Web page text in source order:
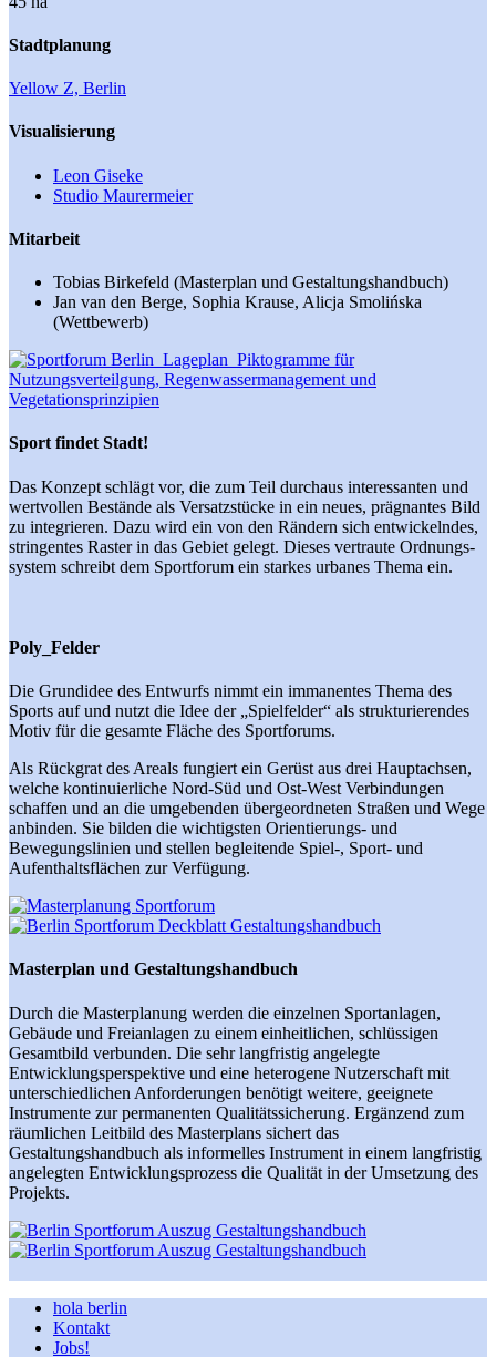
Stadtplanung
Yellow Z, Berlin
Visualisierung
Leon Giseke
Studio Maurermeier
Mitarbeit
Tobias Birkefeld (Masterplan und Gestaltungshandbuch)
Jan van den Berge, Sophia Krause, Alicja Smolińska
(Wettbewerb)
Sport findet Stadt!
Das Konzept schlägt vor, die zum Teil durch­aus in­te­res­san­ten und
wert­vol­len Be­stän­de als Ver­satz­stüc­ke in ein neues, präg­nan­tes Bild
zu in­te­grie­ren. Dazu wird ein von den Rän­dern sich ent­wic­keln­des,
strin­gen­tes Ras­ter in das Ge­biet ge­legt. Die­ses ver­trau­te Ord­nungs­
sys­tem schreibt dem Sport­fo­rum ein star­kes ur­ba­nes The­ma ein.
Poly_Felder
Die Grundidee des Entwurfs nimmt ein immanentes Thema des
Sports auf und nutzt die Idee der „Spielfelder“ als strukturierendes
Motiv für die gesamte Fläche des Sportforums.
Als Rückgrat des Areals fungiert ein Gerüst aus drei Hauptachsen,
welche kontinuierliche Nord-Süd und Ost-West Verbindungen
schaffen und an die umgebenden übergeordneten Straßen und Wege
anbinden. Sie bilden die wichtigsten Orientierungs- und
Bewegungslinien und stellen begleitende Spiel-, Sport- und
Aufenthaltsflächen zur Verfügung.
Masterplan und Gestaltungshandbuch
Durch die Masterplanung werden die einzelnen Sportanlagen,
Gebäude und Freianlagen zu einem einheitlichen, schlüssigen
Gesamtbild verbunden. Die sehr langfristig angelegte
Entwicklungsperspektive und eine heterogene Nutzerschaft mit
unterschiedlichen Anforderungen benötigt weitere, geeignete
Instrumente zur permanenten Qualitätssicherung. Ergänzend zum
räumlichen Leitbild des Masterplans sichert das
Gestaltungshandbuch als informelles Instrument in einem langfristig
angelegten Entwicklungsprozess die Qualität in der Umsetzung des
Projekts.
hola berlin
Kontakt
Jobs!